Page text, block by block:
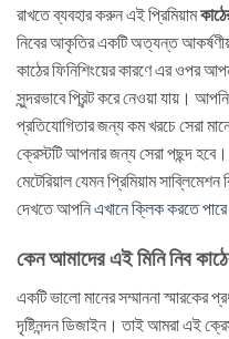
রাখতে ব্যবহার করুন এই প্রিমিয়াম
নিবের আকৃতির একটি অত্যন্ত
কাঠের ফিনিশিংয়ের কারণে এর ওপর
সুন্দরভাবে প্রিন্ট করে নেওয়া যায়।
প্রতিযোগিতার জন্য কম খরচে সেরা
ক্রেস্টটি আপনার জন্য সেরা পছন্দ হবে।
মেটেরিয়াল যেমন প্রিমিয়াম
দেখতে আপনিএখানে ক্লিক করতে পারে
কেন আমাদের এই মিনি নিব
একটি ভালো মানের সম্মাননা স্মারকের
দৃষ্টিনন্দন ডিজাইন। তাই আমরা এই